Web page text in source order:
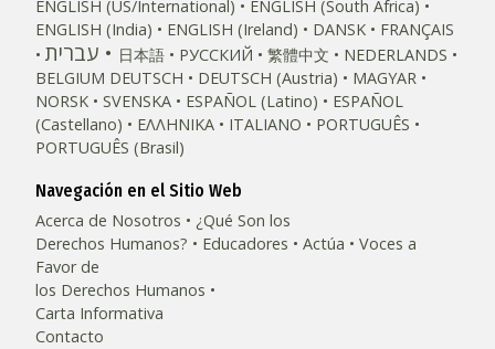
ENGLISH (US/International)
ENGLISH (South Africa)
ENGLISH (India)
ENGLISH (Ireland) DANSK FRANÇAIS
עברית 日本語 РУССКИЙ 繁體中文
NEDERLANDS
BELGIUM DEUTSCH DEUTSCH (Austria)
MAGYAR
NORSK
SVENSKA ESPAÑOL (Latino)
ESPAÑOL
(Castellano)
ΕΛΛΗΝΙΚA ITALIANO
PORTUGUÊS
PORTUGUÊS (Brasil)‎
Navegación en el Sitio Web
Acerca de Nosotros
¿Qué Son los
Derechos Humanos?
Educadores Actúa
Voces a
Favor de
los Derechos Humanos
Carta Informativa
Contacto